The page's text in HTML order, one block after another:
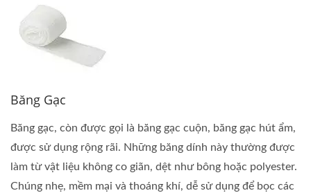
Băng Gạc
Băng gạc, còn được gọi là băng gạc cuộn, băng gạc hút ẩm,
được sử dụng rộng rãi. Những băng dính này thường được
làm từ vật liệu không co giãn, dệt như bông hoặc polyester.
Chúng nhẹ, mềm mại và thoáng khí, dễ sử dụng để bọc các